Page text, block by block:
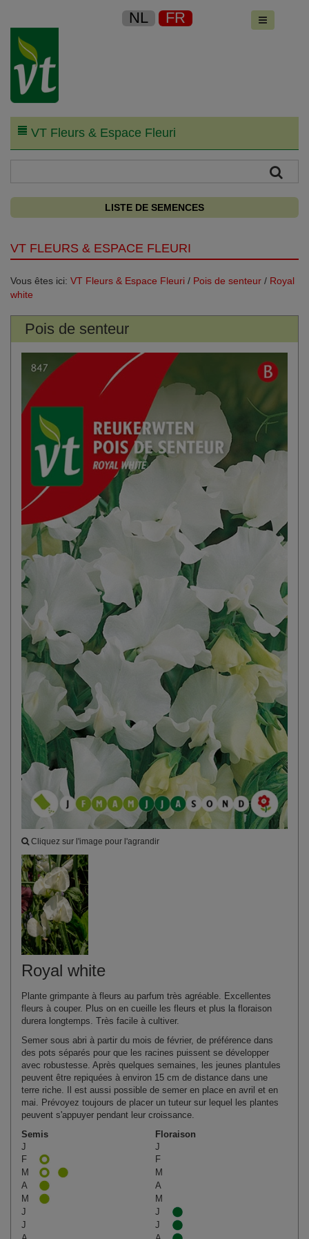
NL FR
VT Fleurs & Espace Fleuri
LISTE DE SEMENCES
VT FLEURS & ESPACE FLEURI
Vous êtes ici: VT Fleurs & Espace Fleuri / Pois de senteur / Royal
white
Pois de senteur
Cliquez sur l'image pour l'agrandir
Royal white
Plante grimpante à fleurs au parfum très agréable. Excellentes
fleurs à couper. Plus on en cueille les fleurs et plus la floraison
durera longtemps. Très facile à cultiver.
Semer sous abri à partir du mois de février, de préférence dans
des pots séparés pour que les racines puissent se développer
avec robustesse. Après quelques semaines, les jeunes plantules
peuvent être repiquées à environ 15 cm de distance dans une
terre riche. Il est aussi possible de semer en place en avril et en
mai. Prévoyez toujours de placer un tuteur sur lequel les plantes
peuvent s'appuyer pendant leur croissance.
Semis
Floraison
J
J
F
F
M
M
A
A
M
M
J
J
J
J